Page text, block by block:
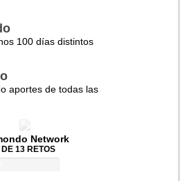
100 días distintos
aportes de todas las
Network
13 RETOS